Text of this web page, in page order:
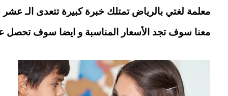
معلمة لغتي بالرياض تمتلك خبرة كبيرة تتعدى الـ
معنا سوف تجد الأسعار المناسبة و ايضا سوف تحصل على أفضل معلمة لغتي